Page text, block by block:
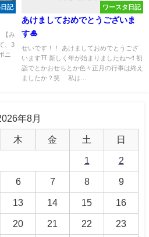
記
【み
、3
ニ
ワースタ日記
あけましておめでとうございま
す🎍
せいです！！ あけましておめでとうござ
います⛩ 新しく年が始まりましたね〜❗️ 初
詣でとかおせちとか色々正月の行事は終え
ましたか？笑 私は...
年8月
木 金 土 日
1 2
6 7 8 9
13 14 15 16
20 21 22 23